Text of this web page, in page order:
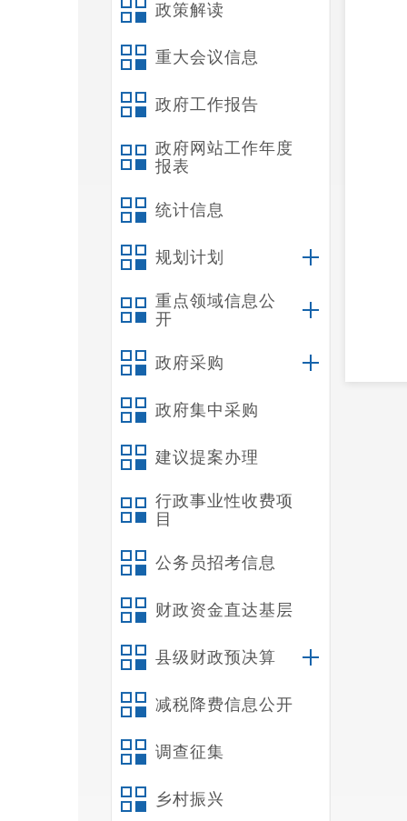
政策解读
重大会议信息
政府工作报告
政府网站工作年度
报表
统计信息
规划计划
重点领域信息公
开
政府采购
政府集中采购
建议提案办理
行政事业性收费项
目
公务员招考信息
财政资金直达基层
县级财政预决算
减税降费信息公开
调查征集
乡村振兴